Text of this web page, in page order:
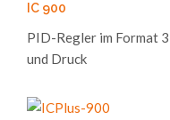
IC 900
PID-Regler im Format
und Druck